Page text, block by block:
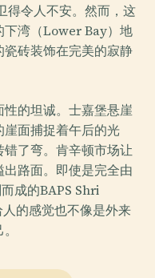
得令人不安。然而，这
下湾（Lower Bay）地
瓷砖装饰在完美的寂静
的坦诚。士嘉堡悬崖
崖面捕捉着午后的光
了弯。肯辛顿市场让
路面。即使是完全由
成的BAPS Shri
的感觉也不像是外来